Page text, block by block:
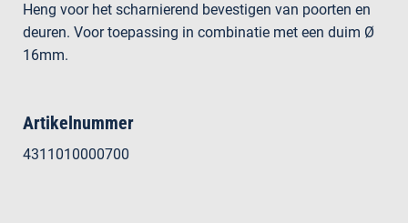
Heng voor het scharnierend bevestigen van poorten en
deuren. Voor toepassing in combinatie met een duim Ø
16mm.
Artikelnummer
4311010000700